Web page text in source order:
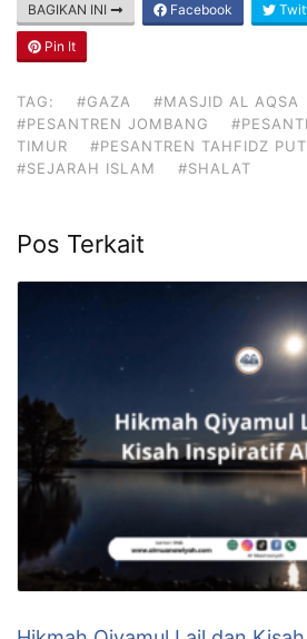
BAGIKAN INI Facebook
Pin It
TAG: #GAZA #MASJID AL AQSA
#PESANTREN JOMBANG
TIMUR
#PESANTREN TAHFIDZ
#SEJARAH ISLAM
#SHALAT
Pos Terkait